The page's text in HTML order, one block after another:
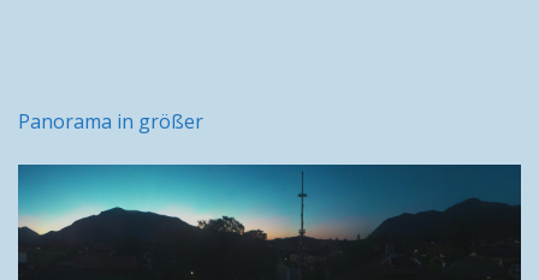
Panorama in größer